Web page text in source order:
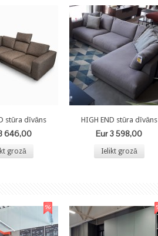
stūra dīvāns
646,00
grozā
HIGH END stūra dīvāns
Eur 3 598,00
Ielikt grozā